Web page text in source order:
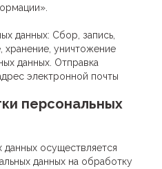
данных: Сбор, запись,
хранение, уничтожение
данных. Отправка
электронной почты
персональных
данных осуществляется
данных на обработку